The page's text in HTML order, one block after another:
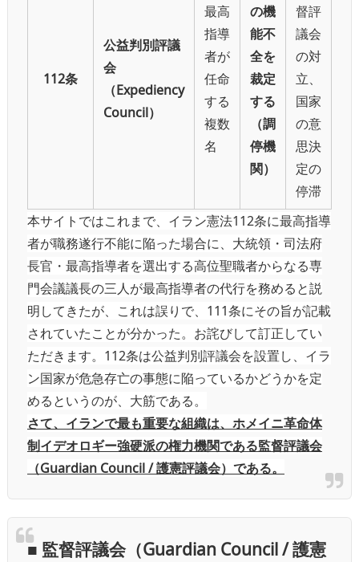
112条
公益判別評議
会
（Expediency
Council）
最高
指導
者が
任命
する
複数
名
の機
能不
全を
裁定
する
（調
停機
関）
督評
議会
の対
立、
国家
の意
思決
定の
停滞
本サイトではこれまで、イラン憲法112条に最高指導
者が職務遂行不能に陥った場合に、大統領・司法府
長官・最高指導者を選出する高位聖職者からなる専
門会議議長の三人が最高指導者の代行を務めると説
明してきたが、これは誤りで、111条にその旨が記載
されていたことが分かった。お詫びして訂正してい
ただきます。112条は公益判別評議会を設置し、イラ
ン国家が危急存亡の事態に陥っているかどうかを定
めるというのが、大筋である。
さて、イランで最も重要な組織は、ホメイニ革命体
制イデオロギー強硬派の権力機関である監督評議会
（Guardian Council / 護憲評議会）である。
■ 監督評議会（Guardian Council / 護憲